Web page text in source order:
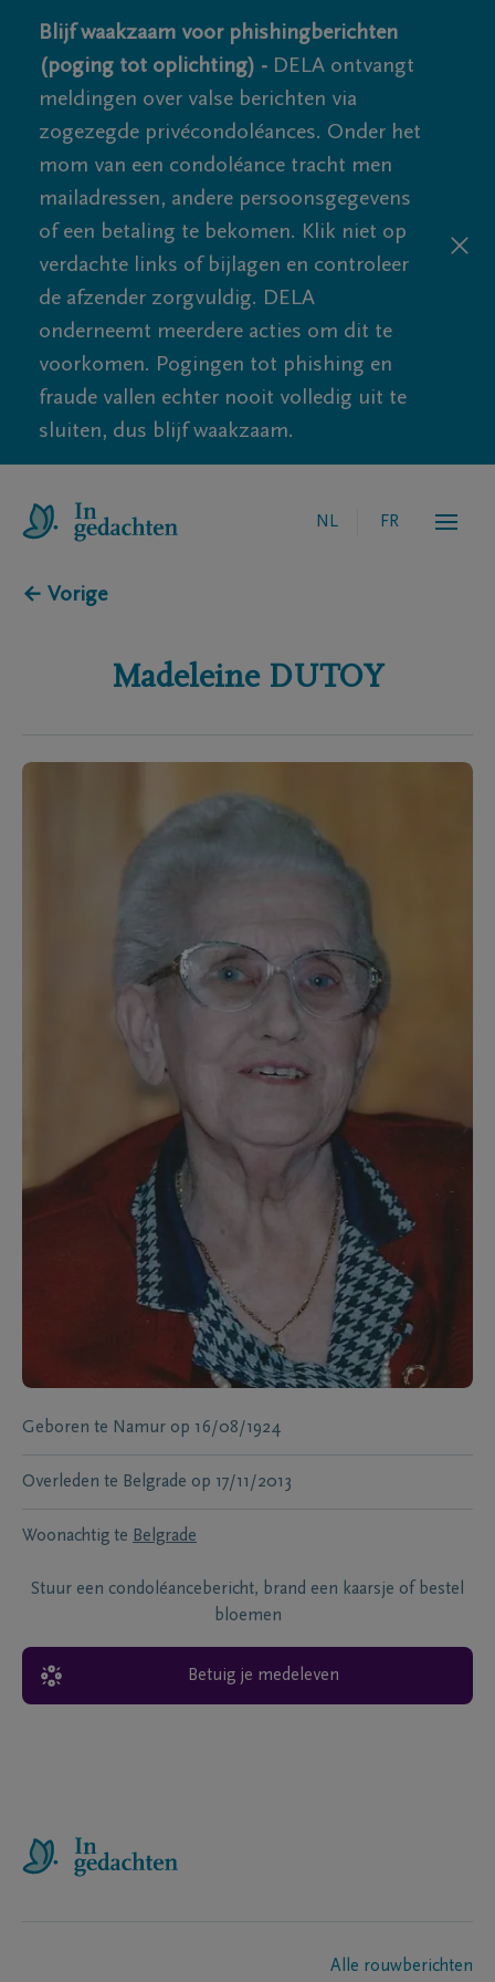
Blijf waakzaam voor phishingberichten
(poging tot oplichting) - DELA ontvangt
meldingen over valse berichten via
zogezegde privécondoléances. Onder het
mom van een condoléance tracht men
mailadressen, andere persoonsgegevens
of een betaling te bekomen. Klik niet op
verdachte links of bijlagen en controleer
de afzender zorgvuldig. DELA
onderneemt meerdere acties om dit te
voorkomen. Pogingen tot phishing en
fraude vallen echter nooit volledig uit te
sluiten, dus blijf waakzaam.
NL FR
← Vorige
Madeleine DUTOY
Geboren te Namur op 16/08/1924
Overleden te Belgrade op 17/11/2013
Woonachtig te Belgrade
Stuur een condoléancebericht, brand een kaarsje of bestel
bloemen
Betuig je medeleven
Alle rouwberichten